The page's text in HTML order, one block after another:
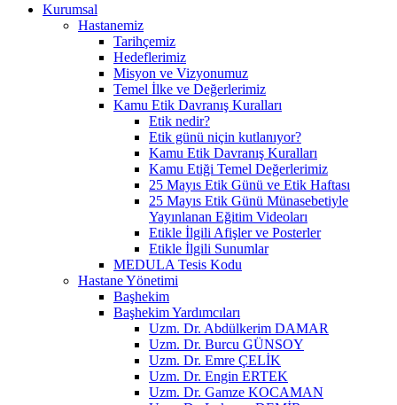
Kurumsal
Hastanemiz
Tarihçemiz
Hedeflerimiz
Misyon ve Vizyonumuz
Temel İlke ve Değerlerimiz
Kamu Etik Davranış Kuralları
Etik nedir?
Etik günü niçin kutlanıyor?
Kamu Etik Davranış Kuralları
Kamu Etiği Temel Değerlerimiz
25 Mayıs Etik Günü ve Etik Haftası
25 Mayıs Etik Günü Münasebetiyle
Yayınlanan Eğitim Videoları
Etikle İlgili Afişler ve Posterler
Etikle İlgili Sunumlar
MEDULA Tesis Kodu
Hastane Yönetimi
Başhekim
Başhekim Yardımcıları
Uzm. Dr. Abdülkerim DAMAR
Uzm. Dr. Burcu GÜNSOY
Uzm. Dr. Emre ÇELİK
Uzm. Dr. Engin ERTEK
Uzm. Dr. Gamze KOCAMAN